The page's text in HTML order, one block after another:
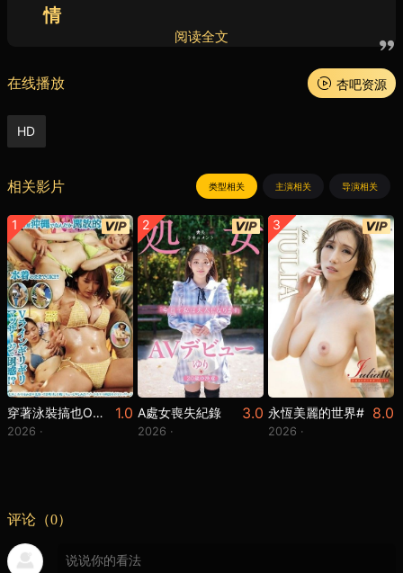
情
阅读全文
在线播放 杏吧资源
HD
相关影片 类型相关 主演相关 导演相关
1
穿著泳裝搞也OK！！ 1.0
2026 ·
2
A處女喪失紀錄 3.0
2026 ·
3
永恆美麗的世界# 8.0
2026 ·
评论（0）